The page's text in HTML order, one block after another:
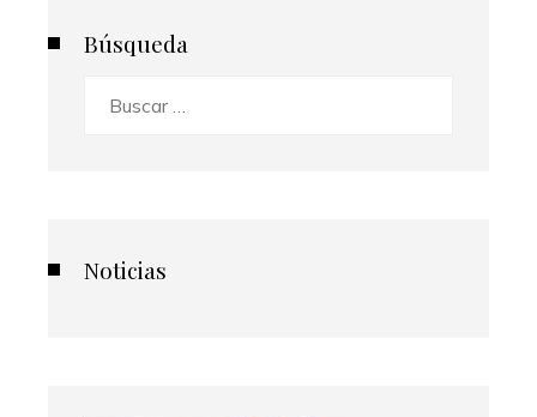
Búsqueda
Noticias